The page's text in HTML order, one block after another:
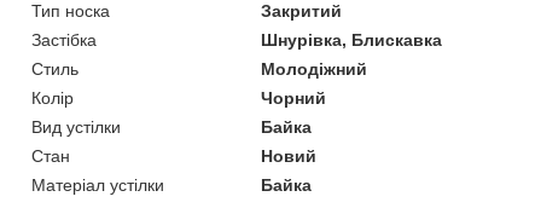
Тип носка
Закритий
Застібка
Шнурівка, Блискавка
Стиль
Молодіжний
Колір
Чорний
Вид устілки
Байка
Стан
Новий
Матеріал устілки
Байка